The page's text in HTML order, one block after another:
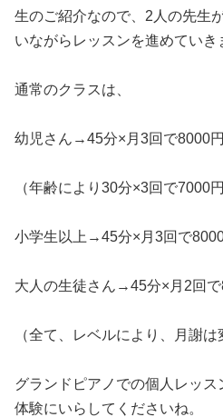
生のご紹介なので、2人の先生
いながらレッスンを進めていき
通常のクラスは、
幼児さん→45分×月3回で8000
（年齢により30分×3回で7000
小学生以上→45分×月3回で
大人の生徒さん→45分×月2回
（全て、レベルにより、月謝は
グランドピアノでの個人レッ
体験にいらしてくださいね。